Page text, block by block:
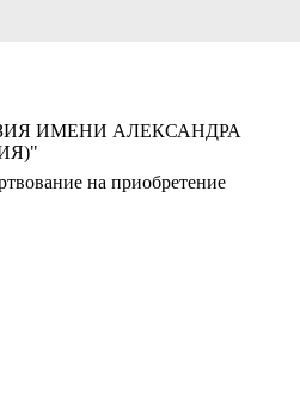
ИМЕНИ АЛЕКСАНДРА
на приобретение